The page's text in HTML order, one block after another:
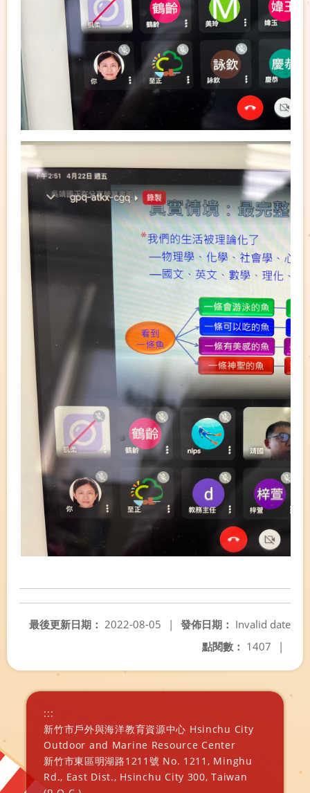
發佈日期： Invalid date
最後更新日期： 2022-08-05
|
點閱數： 1407 |
:::
新竹市戶外與海洋教育資源中心 Hsinchu City
Outdoor and Marine Resource Center
新竹市東區明湖路1211號 No. 1211, Minghu
Rd., East Dist., Hsinchu City 300, Taiwan